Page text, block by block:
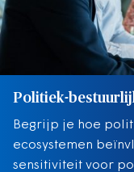
Politiek-
Begrijp je hoe
ecosystemen
sensitiviteit voor